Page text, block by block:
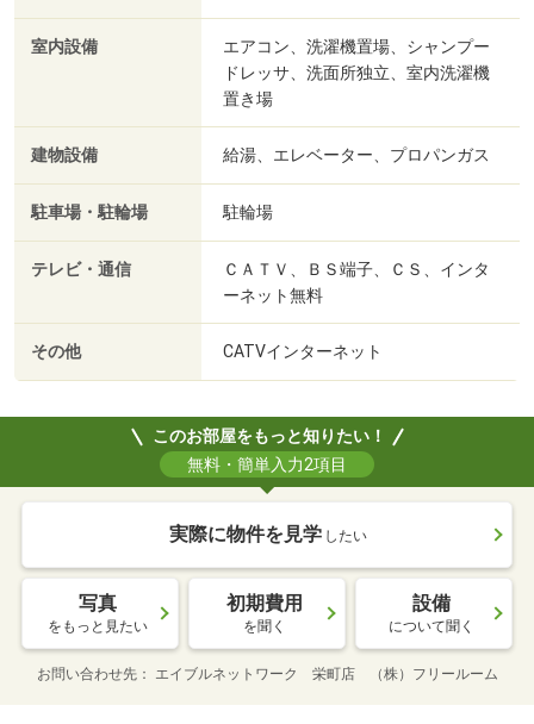
室内設備
エアコン、洗濯機置場、シャンプー
ドレッサ、洗面所独立、室内洗濯機
置き場
建物設備 給湯、エレベーター、プロパンガス
駐車場・駐輪場 駐輪場
テレビ・通信
ＣＡＴＶ、ＢＳ端子、ＣＳ、インタ
ーネット無料
その他 CATVインターネット
このお部屋をもっと知りたい！
無料・簡単入力2項目
実際に物件を見学 したい
写真
をもっと見たい
初期費用
を聞く
設備
について聞く
お問い合わせ先 エイブルネットワーク 栄町店 （株）フリールーム